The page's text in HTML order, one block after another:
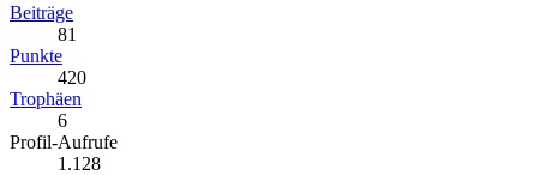
Beiträge
81
Punkte
420
Trophäen
6
Profil-Aufrufe
1.128